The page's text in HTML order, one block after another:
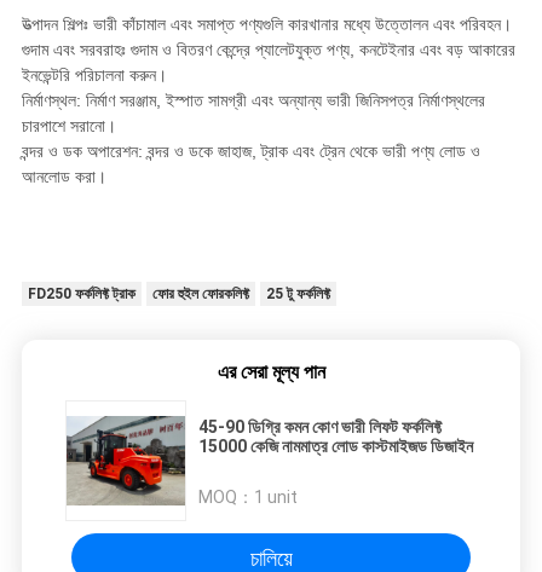
উত্পাদন শিল্পঃ ভারী কাঁচামাল এবং সমাপ্ত পণ্যগুলি কারখানার মধ্যে উত্তোলন এবং পরিবহন।
গুদাম এবং সরবরাহঃ গুদাম ও বিতরণ কেন্দ্রে প্যালেটযুক্ত পণ্য, কনটেইনার এবং বড় আকারের
ইনভেন্টরি পরিচালনা করুন।
নির্মাণস্থল: নির্মাণ সরঞ্জাম, ইস্পাত সামগ্রী এবং অন্যান্য ভারী জিনিসপত্র নির্মাণস্থলের
চারপাশে সরানো।
বন্দর ও ডক অপারেশন: বন্দর ও ডকে জাহাজ, ট্রাক এবং ট্রেন থেকে ভারী পণ্য লোড ও
আনলোড করা।
FD250 ফর্কলিফ্ট ট্রাক ফোর হুইল ফোরকলিফ্ট 25 টু ফর্কলিফ্ট
এর সেরা মূল্য পান
45-90 ডিগ্রি কমন কোণ ভারী লিফট ফর্কলিফ্ট
15000 কেজি নামমাত্র লোড কাস্টমাইজড ডিজাইন
MOQ： 1 unit
চালিয়ে